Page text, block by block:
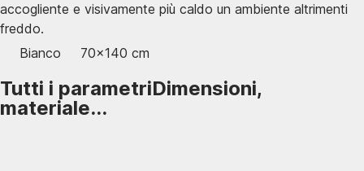
accogliente e visivamente più caldo un ambiente altrimenti
freddo.
Bianco
70x140 cm
Tutti i parametriDimensioni,
materiale...